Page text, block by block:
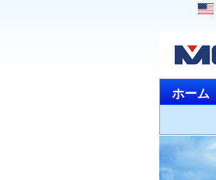
ホーム